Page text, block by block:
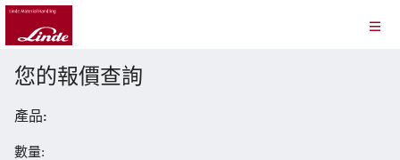
您的報價查詢
產品:
數量: